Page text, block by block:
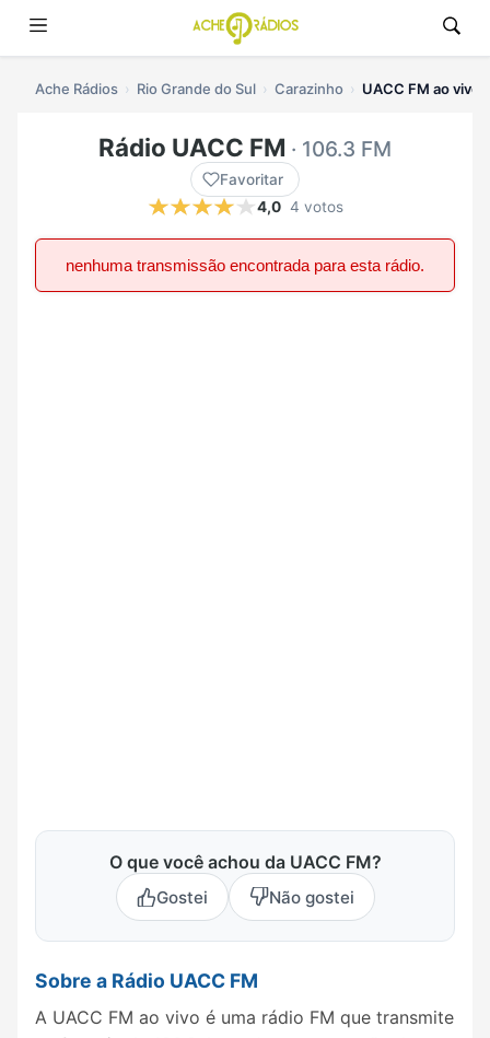
Ache Rádios Rio Grande do Sul Carazinho UACC FM ao vivo
Rádio UACC FM · 106.3 FM
Favoritar
4,0 4 votos
nenhuma transmissão encontrada para esta rádio.
O que você achou da UACC FM?
Gostei Não gostei
Sobre a Rádio UACC FM
A UACC FM ao vivo é uma rádio FM que transmite